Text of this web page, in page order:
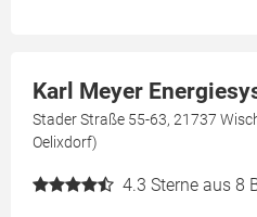
Karl Meyer
Stader Straße 55-63, 21737
Oelixdorf)
4.3 Sterne aus 8